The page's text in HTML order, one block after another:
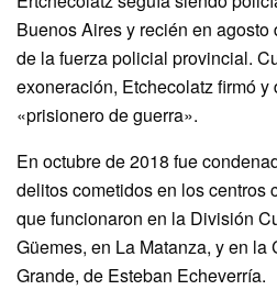
Buenos Aires y recién en
de la fuerza policial provincial.
exoneración, Etchecolatz firmó
«prisionero de guerra».
En octubre de 2018 fue
delitos cometidos en los centros
que funcionaron en la División
Güemes, en La Matanza, y en la
Grande, de Esteban Echeverría.